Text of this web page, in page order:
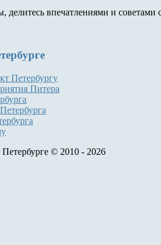
делитесь впечатлениями и советами
Петербургу
Питера
© 2010 - 2026